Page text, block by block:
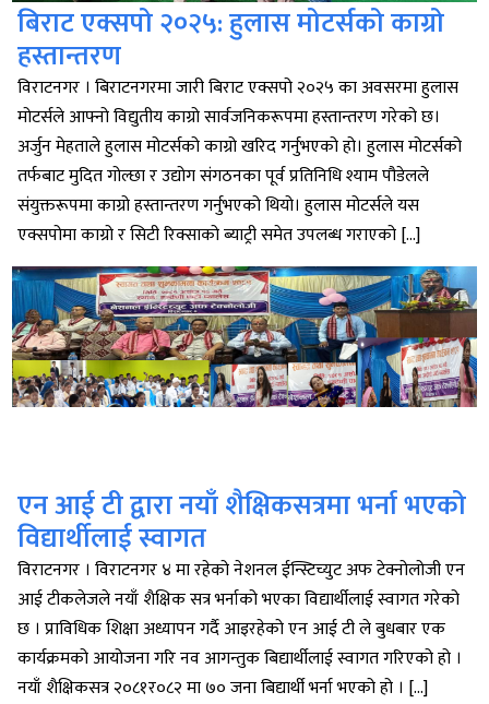
बिराट एक्सपो २०२५: हुलास मोटर्सको काग्रो
हस्तान्तरण
विराटनगर । बिराटनगरमा जारी बिराट एक्सपो २०२५ का अवसरमा हुलास
मोटर्सले आफ्नो विद्युतीय काग्रो सार्वजनिकरूपमा हस्तान्तरण गरेको छ।
अर्जुन मेहताले हुलास मोटर्सको काग्रो खरिद गर्नुभएको हो। हुलास मोटर्सको
तर्फबाट मुदित गोल्छा र उद्योग संगठनका पूर्व प्रतिनिधि श्याम पौडेलले
संयुक्तरूपमा काग्रो हस्तान्तरण गर्नुभएको थियो। हुलास मोटर्सले यस
एक्सपोमा काग्रो र सिटी रिक्साको ब्याट्री समेत उपलब्ध गराएको […]
एन आई टी द्वारा नयाँ शैक्षिकसत्रमा भर्ना भएको
विद्यार्थीलाई स्वागत
विराटनगर । विराटनगर ४ मा रहेको नेशनल ईन्स्टिच्युट अफ टेक्नोलोजी एन
आई टीकलेजले नयाँ शैक्षिक सत्र भर्नाको भएका विद्यार्थीलाई स्वागत गरेको
छ । प्राविधिक शिक्षा अध्यापन गर्दै आइरहेको एन आई टी ले बुधबार एक
कार्यक्रमको आयोजना गरि नव आगन्तुक बिद्यार्थीलाई स्वागत गरिएको हो ।
नयाँ शैक्षिकसत्र २०८१र०८२ मा ७० जना बिद्यार्थी भर्ना भएको हो । […]